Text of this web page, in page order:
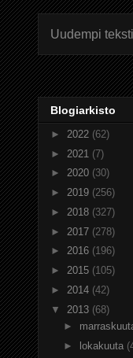
Uudempi teksti
Blogiarkisto
► 2022 (62)
► 2021 (7)
► 2020 (30)
► 2019 (256)
► 2018 (327)
► 2017 (278)
► 2016 (196)
► 2015 (105)
► 2014 (42)
▼ 2013 (68)
►
►
lokakuuta